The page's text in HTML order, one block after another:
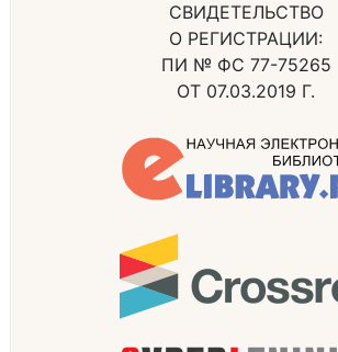
СВИДЕТЕЛЬСТВО
О РЕГИСТРАЦИИ:
ПИ № ФС 77-75265
ОТ 07.03.2019 Г.